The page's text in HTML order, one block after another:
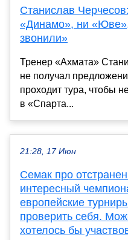
Станислав
«Динамо», ни
звонили»
Тренер «Ахмата»
не получал
проходит тура, чтобы
в «Спарта...
21:28, 17 Июн
Семак про
интересный
европейские
проверить себя.
хотелось бы